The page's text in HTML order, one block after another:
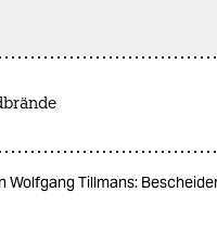
Wolfgang Tillmans: